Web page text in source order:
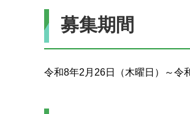
募集期間
令和8年2月26日（木曜日）～令